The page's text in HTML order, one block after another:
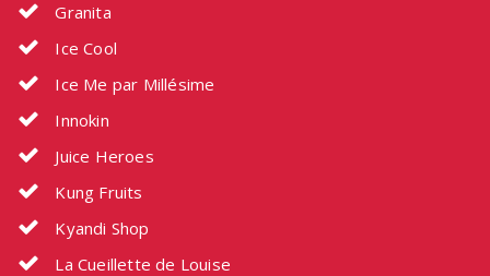
Granita
Ice Cool
Ice Me par Millésime
Innokin
Juice Heroes
Kung Fruits
Kyandi Shop
La Cueillette de Louise